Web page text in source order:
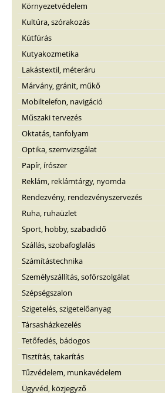
Környezetvédelem
Kultúra, szórakozás
Kútfúrás
Kutyakozmetika
Lakástextil, méteráru
Márvány, gránit, műkő
Mobiltelefon, navigáció
Műszaki tervezés
Oktatás, tanfolyam
Optika, szemvizsgálat
Papír, írószer
Reklám, reklámtárgy, nyomda
Rendezvény, rendezvényszervezés
Ruha, ruhaüzlet
Sport, hobby, szabadidő
Szállás, szobafoglalás
Számítástechnika
Személyszállítás, sofőrszolgálat
Szépségszalon
Szigetelés, szigetelőanyag
Társasházkezelés
Tetőfedés, bádogos
Tisztítás, takarítás
Tűzvédelem, munkavédelem
Ügyvéd, közjegyző